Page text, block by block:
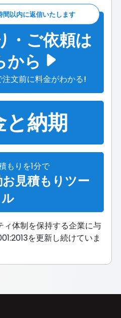
以内に返信いたします
・ご依頼は
から
文前に料金がわかる!
と納期
もりを1分で
見積もりツー
ル
ィ体制を保持する企業に与
を更新し続けていま